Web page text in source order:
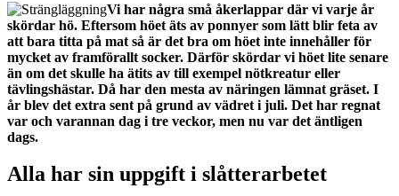
Vi har några små åkerlappar där vi varje år
skördar hö. Eftersom höet äts av ponnyer som lätt blir feta av
att bara titta på mat så är det bra om höet inte innehåller för
mycket av framförallt socker. Därför skördar vi höet lite senare
än om det skulle ha ätits av till exempel nötkreatur eller
tävlingshästar. Då har den mesta av näringen lämnat gräset. I
år blev det extra sent på grund av vädret i juli. Det har regnat
var och varannan dag i tre veckor, men nu var det äntligen
dags.
Alla har sin uppgift i slåtterarbetet